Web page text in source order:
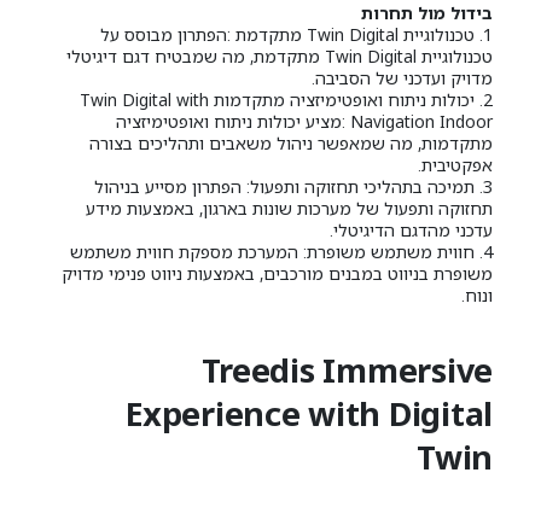
בידול מול תחרות
1. טכנולוגיית Twin Digital מתקדמת :הפתרון מבוסס על
טכנולוגיית Twin Digital מתקדמת, מה שמבטיח דגם דיגיטלי
מדויק ועדכני של הסביבה.
2. יכולות ניתוח ואופטימיזציה מתקדמות Twin Digital with
Navigation Indoor :מציע יכולות ניתוח ואופטימיזציה
מתקדמות, מה שמאפשר ניהול משאבים ותהליכים בצורה
אפקטיבית.
3. תמיכה בתהליכי תחזוקה ותפעול: הפתרון מסייע בניהול
תחזוקה ותפעול של מערכות שונות בארגון, באמצעות מידע
עדכני מהדגם הדיגיטלי.
4. חווית משתמש משופרת: המערכת מספקת חווית משתמש
משופרת בניווט במבנים מורכבים, באמצעות ניווט פנימי מדויק
ונוח.
Treedis Immersive
Experience with Digital
Twin